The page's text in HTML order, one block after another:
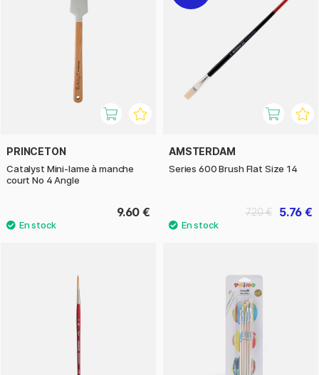
PRINCETON
Catalyst Mini-lame à manche
court No 4 Angle
9.60 €
AMSTERDAM
Series 600 Brush Flat Size 14
5.76 €
7.20 €